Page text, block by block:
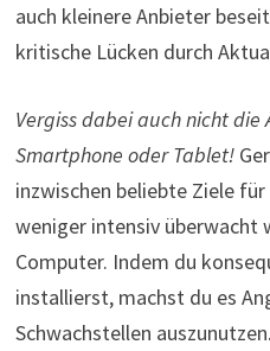
auch kleinere Anbieter
kritische Lücken durch
Vergiss dabei auch nicht die
Smartphone oder Tablet!
inzwischen beliebte Ziele
weniger intensiv überwacht
Computer. Indem du
installierst, machst du es
Schwachstellen